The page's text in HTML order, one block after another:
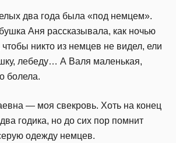
два года была «под немцем».
Аня рассказывала, как ночью
чтобы никто из немцев не видел, ели
лебеду… А Валя маленькая,
болела.
— моя свекровь. Хоть на конец
годика, но до сих пор помнит
одежду немцев.